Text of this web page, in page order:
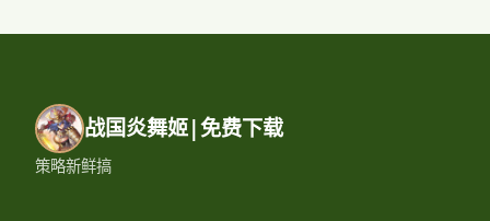
战国炎舞姬|免费下载
策略新鲜搞